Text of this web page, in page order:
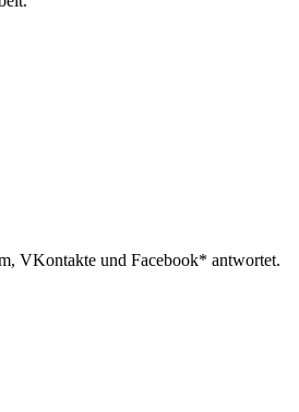
VKontakte und Facebook* antwortet.